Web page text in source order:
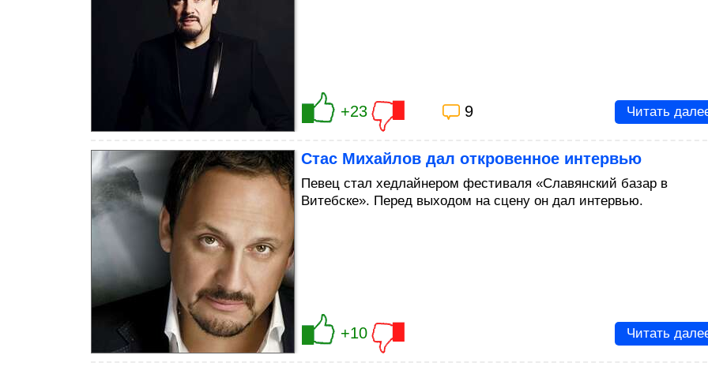
+23 9 Читать
Стас Михайлов дал откровенное интервью
Певец стал хедлайнером фестиваля «Славянский базар в
Витебске». Перед выходом на сцену он дал интервью.
+10 Читать